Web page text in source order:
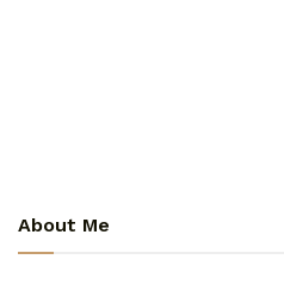
About Me